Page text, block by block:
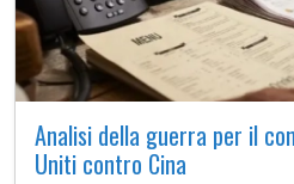
Analisi della guerra per il
Uniti contro Cina